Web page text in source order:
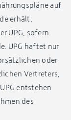
auf
erhält,
UPG, sofern
UPG haftet nur
oder
Vertreters,
entstehen
des